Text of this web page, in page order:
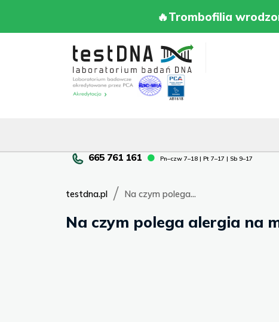
🔥Trombofilia
🔥Trombofilia
Pn–czw 7–18 | Pt 7–17 | Sb 9–17Pn–
Pt
7–
testdna.pl / Na czym polega...
Na czym polega alergia na